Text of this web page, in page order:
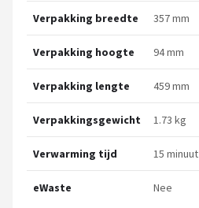
Verpakking breedte 357 mm
Verpakking hoogte 94 mm
Verpakking lengte 459 mm
Verpakkingsgewicht 1.73 kg
Verwarming tijd 15 minuut
eWaste Nee